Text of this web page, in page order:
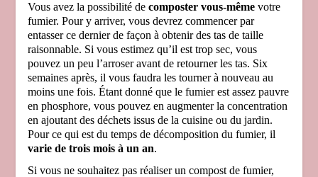
Vous avez la possibilité de composter vous-mêmevotre
fumier. Pour y arriver, vous devrez commencer par
entasser ce dernier de façon à obtenir des tas de taille
raisonnable. Si vous estimez qu’il est trop sec, vous
pouvez un peu l’arroser avant de retourner les tas. Six
semaines après, il vous faudra les tourner à nouveau au
moins une fois. Étant donné que le fumier est assez pauvre
en phosphore, vous pouvez en augmenter la concentration
en ajoutant des déchets issus de la cuisine ou du jardin.
Pour ce qui est du temps de décomposition du fumier, il
varie de trois mois à un an.
Si vous ne souhaitez pas réaliser un compost de fumier,